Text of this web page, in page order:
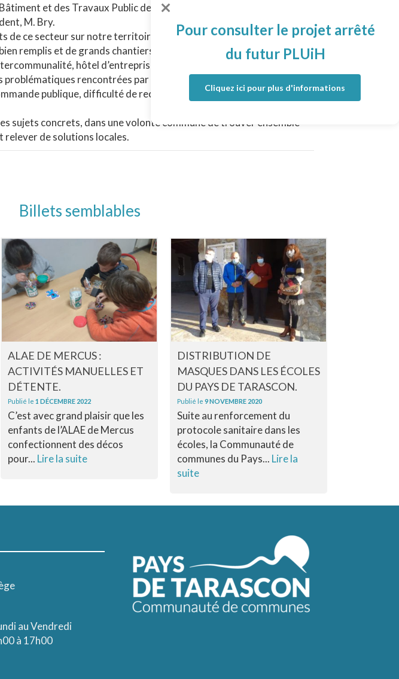
et des Travaux Public de l’Ariège : Mme Manceau, M. Rauzy,
M. Bry.
de ce secteur sur notre territoire avec des entreprises en bonne
remplis et de grands chantiers prévus par la collectivité (Pôle
hôtel d’entreprises…).
problématiques rencontrées par les professionnels : complexité
publique, difficulté de recrutement, de formation, question
sujets concrets, dans une volonté commune de trouver ensemble
relever de solutions locales.
Billets semblables
ALAE DE MERCUS :
ACTIVITÉS MANUELLES ET
DÉTENTE.
Publié le 1 DÉCEMBRE 2022
C’est avec grand plaisir que les
enfants de l’ALAE de Mercus
confectionnent des décos
pour... Lire la suite
DISTRIBUTION DE
MASQUES DANS LES ÉCOLES
DU PAYS DE TARASCON.
Publié le9 NOVEMBRE 2020
Suite au renforcement du
protocole sanitaire dans les
écoles, la Communauté de
communes du Pays... Lire la
suite
au Vendredi
à 17h00
Pour consulter le projet arrêté
du futur PLUiH
Cliquez ici pour plus d'informations